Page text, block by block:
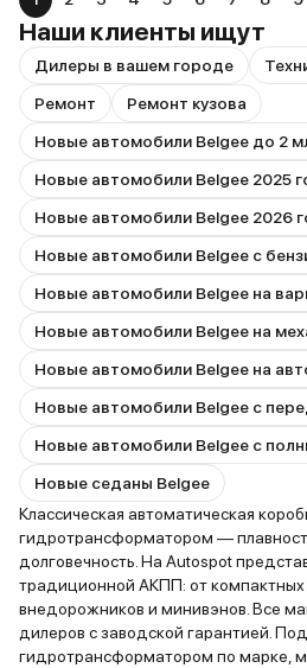
Наши клиенты ищут
Дилеры в вашем городе
Ремонт
Ремонт кузова
Новые автомобили Belgee до 2
Новые автомобили Belgee 2025
Новые автомобили Belgee 2026
Новые автомобили Belgee на
Новые автомобили Belgee на
Новые автомобили Belgee на
Новые седаны Belgee
Классическая автоматическая
гидротрансформатором —
долговечность. На Autospot
традиционной АКПП: от
внедорожников и минивэнов. Все
дилеров с заводской гарантией.
гидротрансформатором по марке,